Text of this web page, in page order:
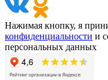
Нажимая кнопку, я
конфиденциальности и
персональных данных